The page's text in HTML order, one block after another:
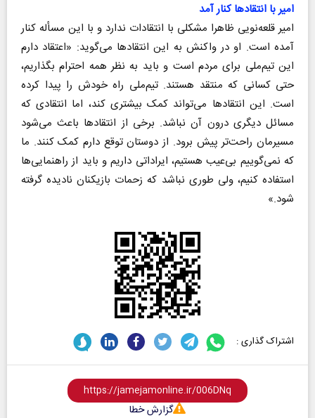
امیر با انتقادها کنار آمد
امیر قلعه‌نویی ظاهرا مشکلی با انتقادات ندارد و با این مسأله کنار
آمده است. او در واکنش به این انتقادها می‌گوید: «اعتقاد دارم
این تیم‌ملی برای مردم است و باید به نظر همه احترام بگذاریم،
حتی کسانی که منتقد هستند. تیم‌ملی راه خودش را پیدا کرده
است. این انتقادها می‌تواند کمک بیشتری کند، اما انتقادی که
مسائل دیگری درون آن نباشد. برخی از انتقادها باعث می‌شود
مسیرمان راحت‌تر پیش برود. از دوستان توقع دارم کمک کنند. ما
که نمی‌گوییم بی‌عیب هستیم، ایراداتی داریم و باید از راهنمایی‌ها
استفاده کنیم، ولی طوری نباشد که زحمات بازیکنان نادیده گرفته
شود.»
اشتراک گذاری :
گزارش خطا